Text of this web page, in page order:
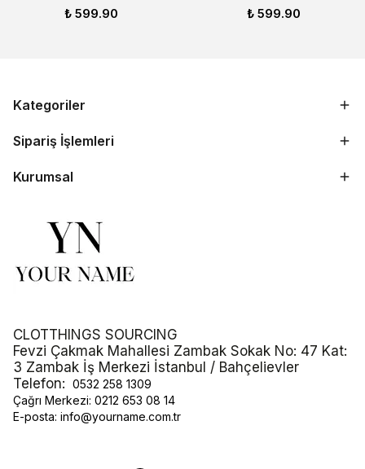
₺ 599.90 ₺ 599.90
Kategoriler
Sipariş İşlemleri
Kurumsal
CLOTTHINGS SOURCING
Fevzi Çakmak Mahallesi Zambak Sokak No: 47 Kat:
3 Zambak İş Merkezi İstanbul / Bahçelievler
Telefon: 0532 258 1309
Çağrı Merkezi: 0212 653 08 14
E-posta: info@yourname.com.tr